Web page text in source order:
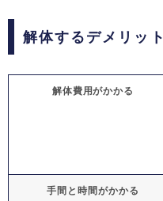
解体するデメリット
解体費用がかかる
手間と時間がかかる